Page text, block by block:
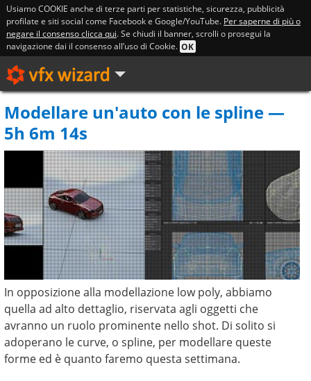
Usiamo COOKIE anche di terze parti per statistiche, sicurezza, pubblicità
profilate e siti social come Facebook e Google/YouTube. Per saperne di più o
negare il consenso clicca qui. Se chiudi il banner, scrolli o prosegui la
navigazione dai il consenso all’uso di Cookie. OK
Modellare un'auto con le spline —
5h 6m 14s
In opposizione alla modellazione low poly, abbiamo
quella ad alto dettaglio, riservata agli oggetti che
avranno un ruolo prominente nello shot. Di solito si
adoperano le curve, o spline, per modellare queste
forme ed è quanto faremo questa settimana.